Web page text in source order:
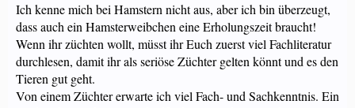
Ich kenne mich bei Hamstern nicht aus, aber ich bin überzeugt,
dass auch ein Hamsterweibchen eine Erholungszeit braucht!
Wenn ihr züchten wollt, müsst ihr Euch zuerst viel Fachliteratur
durchlesen, damit ihr als seriöse Züchter gelten könnt und es den
Tieren gut geht.
Von einem Züchter erwarte ich viel Fach- und Sachkenntnis. Ein